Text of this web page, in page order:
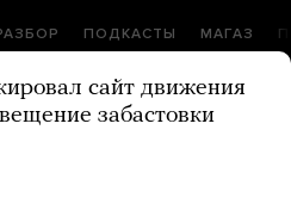
ПОДКАСТЫ МАГАЗ
сайт движения
забастовки